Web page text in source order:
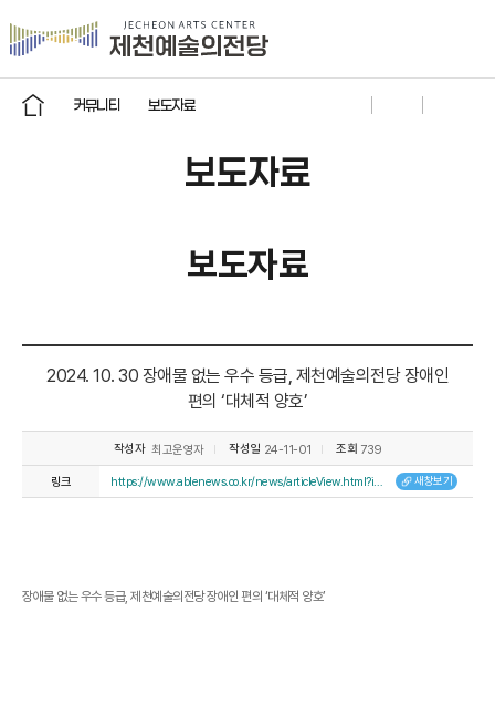
커뮤니티 보도자료
보도자료
보도자료
2024. 10. 30 장애물 없는 우수 등급, 제천예술의전당 장애인
편의 ‘대체적 양호’
작성자 최고운영자 작성일 24-11-01 조회 739
링크 새창보기
장애물 없는 우수 등급, 제천예술의전당 장애인 편의 ‘대체적 양호’